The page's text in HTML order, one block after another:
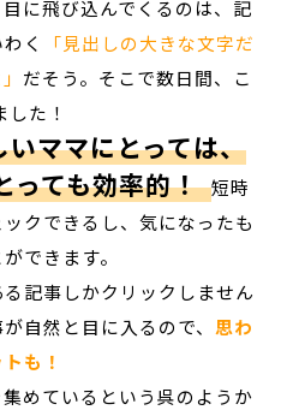
に飛び込んでくるのは、記
く
「見出しの大きな文字だ
だそう。そこで数日間、こ
た！
いママにとっては、
っても効率的！ 短時
クできるし、気になったも
できます。
記事しかクリックしません
自然と目に入るので、 思わ
も！
めているという呉のようか